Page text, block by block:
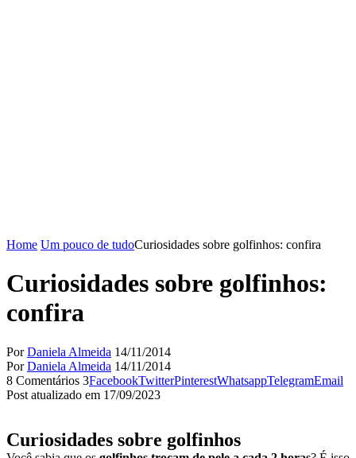
Home Um pouco de tudoCuriosidades sobre golfinhos: confira
Curiosidades sobre golfinhos:
confira
PorDaniela Almeida 14/11/2014
PorDaniela Almeida 14/11/2014
8 Comentários 3FacebookTwitterPinterestWhatsappTelegramEmail
Post atualizado em 17/09/2023
Curiosidades sobre golfinhos